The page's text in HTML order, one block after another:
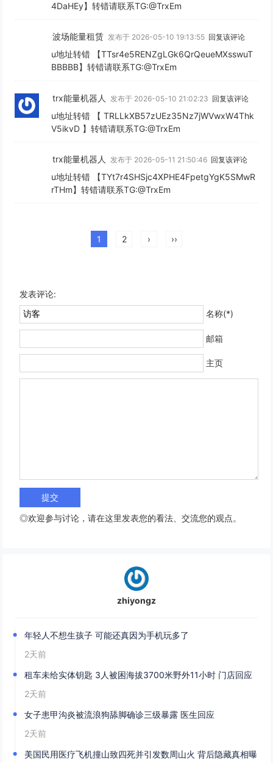
4DaHEy】转错请联系TG:@TrxEm
波场能量租赁 发布于 2026-05-10 19:13:55 回复该评论
u地址转错 【TTsr4e5RENZgLGk6QrQeueMXsswuT
BBBBB】转错请联系TG:@TrxEm
trx能量机器人 发布于 2026-05-10 21:02:23 回复该评论
u地址转错 【 TRLLkXB57zUEz35Nz7jWVwxW4Thk
V5ikvD 】转错请联系TG:@TrxEm
trx能量机器人 发布于 2026-05-11 21:50:46 回复该评论
u地址转错 【TYt7r4SHSjc4XPHE4FpetgYgK5SMwR
rTHm】转错请联系TG:@TrxEm
1 2 › ››
发表评论:
名称(*)
邮箱
主页
◎欢迎参与讨论，请在这里发表您的看法、交流您的观点。
zhiyongz
年轻人不想生孩子 可能还真因为手机玩多了
2天前
租车未给实体钥匙 3人被困海拔3700米野外11小时 门店回应
2天前
女子患甲沟炎被流浪狗舔脚确诊三级暴露 医生回应
2天前
美国民用医疗飞机撞山致四死并引发数周山火 背后隐藏真相曝